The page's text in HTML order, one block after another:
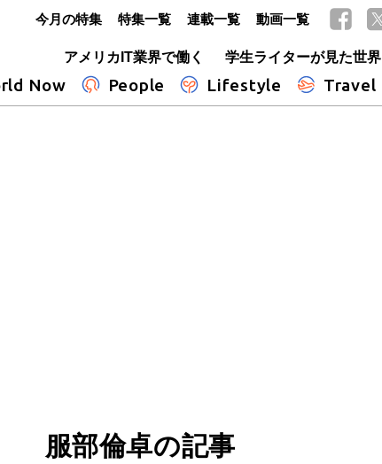
アメリカIT業界で働く
学生ライターが見た世界
Now People Lifestyle Travel
今月の特集 特集一覧 連載一覧 動画一覧
服部倫卓の記事